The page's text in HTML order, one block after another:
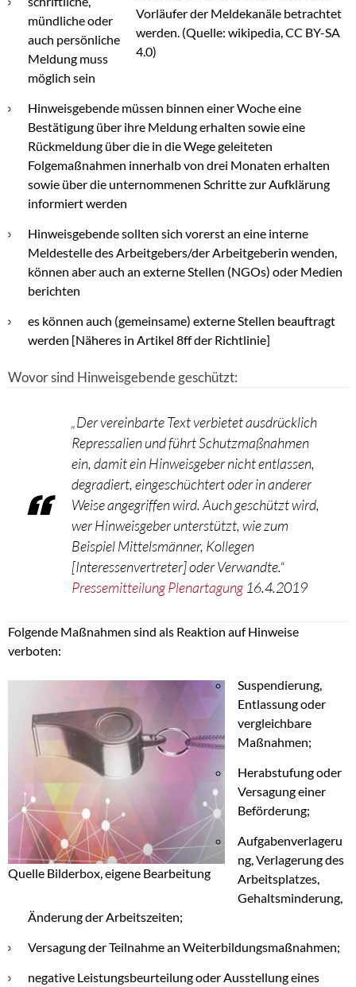
Vorläufer der Meldekanäle betrachtet
werden. (Quelle: wikipedia, CC BY-SA
4.0)
mündliche oder
auch persönliche
Meldung muss
möglich sein
Hinweisgebende müssen binnen einer Woche eine
Bestätigung über ihre Meldung erhalten sowie eine
Rückmeldung über die in die Wege geleiteten
Folgemaßnahmen innerhalb von drei Monaten erhalten
sowie über die unternommenen Schritte zur Aufklärung
informiert werden
Hinweisgebende sollten sich vorerst an eine interne
Meldestelle des Arbeitgebers/der Arbeitgeberin wenden,
können aber auch an externe Stellen (NGOs) oder Medien
berichten
es können auch (gemeinsame) externe Stellen beauftragt
werden [Näheres in Artikel 8ff der Richtlinie]
Wovor sind Hinweisgebende geschützt:
„Der vereinbarte Text verbietet ausdrücklich
Repressalien und führt Schutzmaßnahmen
ein, damit ein Hinweisgeber nicht entlassen,
degradiert, eingeschüchtert oder in anderer
Weise angegriffen wird. Auch geschützt wird,
wer Hinweisgeber unterstützt, wie zum
Beispiel Mittelsmänner, Kollegen
[Interessenvertreter] oder Verwandte.“
Pressemitteilung Plenartagung16.4.2019
Folgende Maßnahmen sind als Reaktion auf Hinweise
verboten:
Quelle Bilderbox, eigene Bearbeitung
Suspendierung,
Entlassung oder
vergleichbare
Maßnahmen;
Herabstufung oder
Versagung einer
Beförderung;
Aufgabenverlageru
ng, Verlagerung des
Arbeitsplatzes,
Gehaltsminderung,
Änderung der Arbeitszeiten;
Versagung der Teilnahme an Weiterbildungsmaßnahmen;
negative Leistungsbeurteilung oder Ausstellung eines